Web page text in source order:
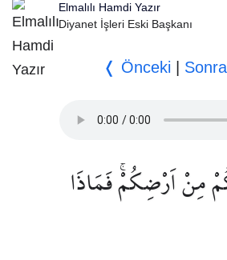
Elmalılı Hamdi Yazır
Diyanet İşleri Eski Başkanı
❬ Önceki
مِنْ اَرْضِكُمْۚ فَمَاذَا